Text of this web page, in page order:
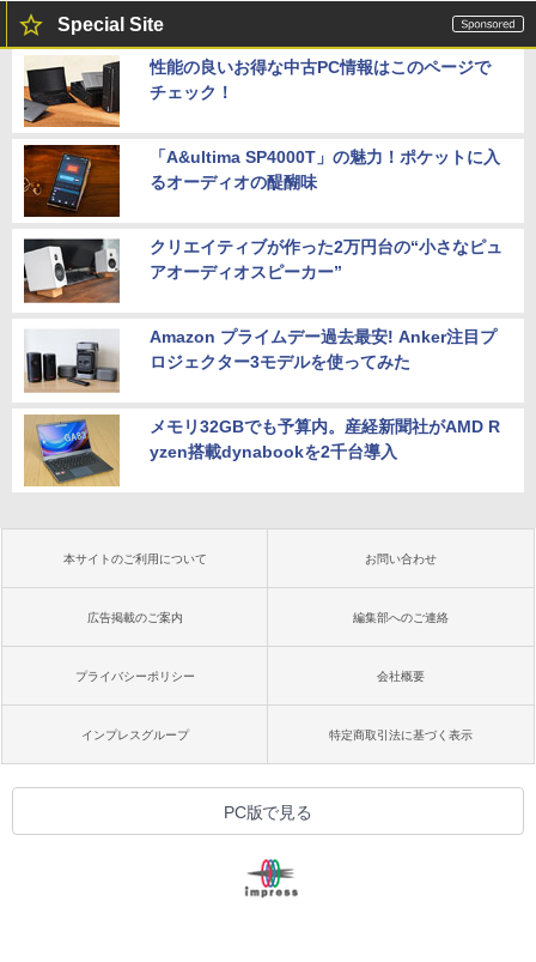
Special Site
性能の良いお得な中古PC情報はこのページで
チェック！
「A&ultima SP4000T」の魅力！ポケットに入
るオーディオの醍醐味
クリエイティブが作った2万円台の“小さなピュ
アオーディオスピーカー”
Amazon プライムデー過去最安! Anker注目プ
ロジェクター3モデルを使ってみた
メモリ32GBでも予算内。産経新聞社がAMD R
yzen搭載dynabookを2千台導入
本サイトのご利用について お問い合わせ
広告掲載のご案内 編集部へのご連絡
プライバシーポリシー 会社概要
インプレスグループ 特定商取引法に基づく表示
PC版で見る